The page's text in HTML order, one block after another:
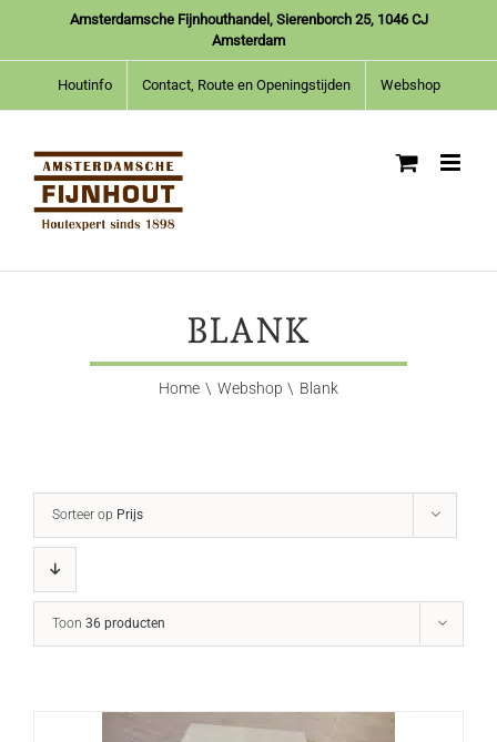
inhoud
Amsterdamsche Fijnhouthandel, Sierenborch 25, 1046 CJ
Amsterdam
Houtinfo Contact, Route en Openingstijden Webshop
BLANK
Home Webshop Blank
Sorteer op Prijs
Toon 36 producten